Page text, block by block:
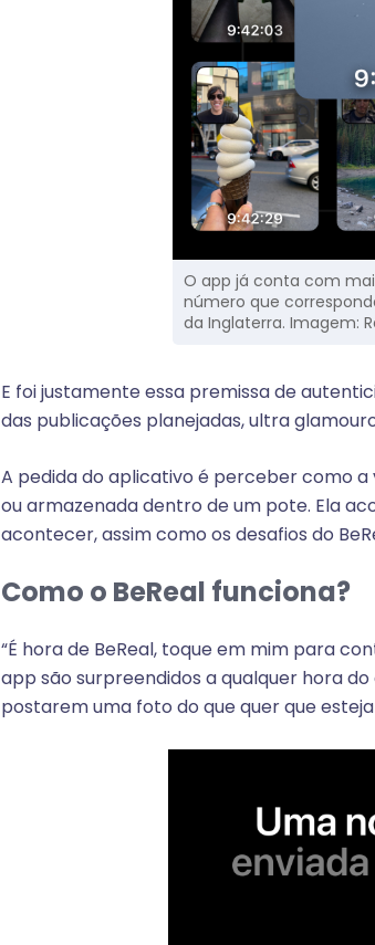
O app já conta com
número que
da Inglaterra. Imagem:
E foi justamente essa premissa de
das publicações planejadas, ultra
A pedida do aplicativo é perceber como a
ou armazenada dentro de um pote. Ela
acontecer, assim como os desafios do
Como o BeReal funciona?
“É hora de BeReal, toque em mim para
app são surpreendidos a qualquer hora
postarem uma foto do que quer que